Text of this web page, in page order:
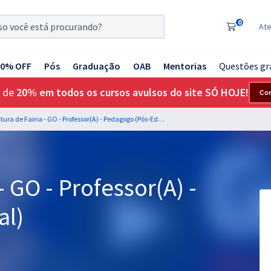
0
OFF Pós Graduação OAB Mentorias Questões
de 20% em todos os cursos avulsos do site SÓ HOJE!
Prefeitura de Faina - GO - Professor(A) - Pedagogo (Pós-Edital)
- Professor(A) -